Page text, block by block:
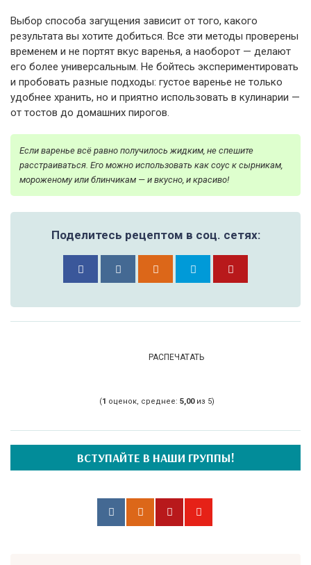
Выбор способа загущения зависит от того, какого
результата вы хотите добиться. Все эти методы проверены
временем и не портят вкус варенья, а наоборот — делают
его более универсальным. Не бойтесь экспериментировать
и пробовать разные подходы: густое варенье не только
удобнее хранить, но и приятно использовать в кулинарии —
от тостов до домашних пирогов.
Если варенье всё равно получилось жидким, не спешите
расстраиваться. Его можно использовать как соус к сырникам,
мороженому или блинчикам — и вкусно, и красиво!
Поделитесь рецептом в соц. сетях:
РАСПЕЧАТАТЬ
(1 оценок, среднее: 5,00из 5)
ВСТУПАЙТЕ В НАШИ ГРУППЫ!